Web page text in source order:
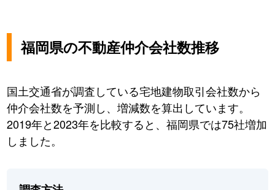
福岡県の不動産仲介会社数推移
国土交通省が調査している宅地建物取引会社数から
仲介会社数を予測し、増減数を算出しています。
2019年と2023年を比較すると、福岡県では75社増加
しました。